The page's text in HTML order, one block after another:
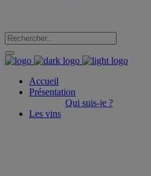
Accueil
Présentation
Qui suis-je ?
Les vins